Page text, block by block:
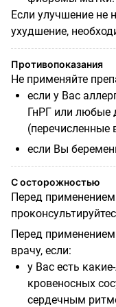
Если улучшение не
ухудшение,
Противопоказания
Не применяйте
если у Вас
ГнРГ или любые
(перечисленные
если Вы
С осторожностью
Перед
Перед
врачу, если:
у Вас есть
кровеносных
сердечным